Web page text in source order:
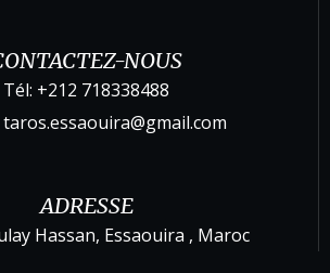
NOUS
Tél: +212 718338488
taros.essaouira@gmail.com
ADRESSE
Hassan, Essaouira , Maroc